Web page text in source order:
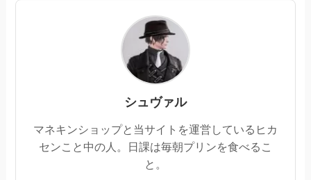
シュヴァル
マネキンショップと当サイトを運営しているヒカ
センこと中の人。日課は毎朝プリンを食べるこ
と。